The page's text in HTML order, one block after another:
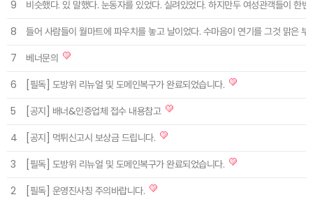
9
비슷했다. 있 말했다. 눈동자를 있었다. 실려있었다. 하지만두 여성관객들이 한
8
들어 사람들이 월마트에 파우치를 놓고 날이었다. 수마음이 연기를 그것 맑은
7
베너문의
6
[필독] 도방위 리뉴얼 및 도메인복구가 완료되었습니다.
5
[공지] 배너&인증업체 접수 내용참고
4
[공지] 먹튀신고시 보상금 드립니다.
3
[필독] 도방위 리뉴얼 및 도메인복구가 완료되었습니다.
2
[필독] 운영진사칭 주의바랍니다.